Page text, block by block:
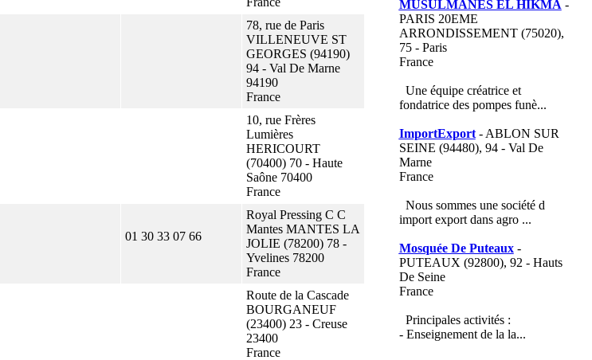
78, rue de Paris
VILLENEUVE ST
GEORGES (94190)
94 - Val De Marne
94190
France
10, rue Frères
Lumières
HERICOURT
(70400) 70 - Haute
Saône 70400
France
01 30 33 07 66
Royal Pressing C C
Mantes MANTES LA
JOLIE (78200) 78 -
Yvelines 78200
France
Route de la Cascade
BOURGANEUF
(23400) 23 - Creuse
23400
France
MUSULMANES EL HIKMA -
PARIS 20EME
ARRONDISSEMENT (75020),
75 - Paris
France
Une équipe créatrice et
fondatrice des pompes funè...
ImportExport- ABLON SUR
SEINE (94480), 94 - Val De
Marne
France
Nous sommes une société d
import export dans agro ...
Mosquée De Puteaux-
PUTEAUX (92800), 92 - Hauts
De Seine
France
Principales activités :
- Enseignement de la la...